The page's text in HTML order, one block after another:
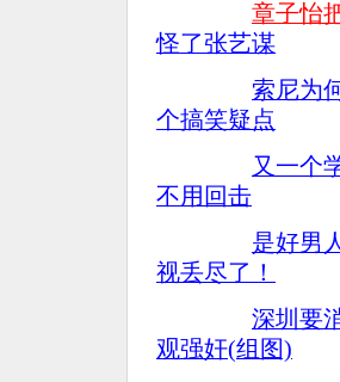
章子怡
怪了张艺谋
索尼为
个搞笑疑点
又一个
不用回击
是好男
视丢尽了！
深圳要
观强奸(组图)